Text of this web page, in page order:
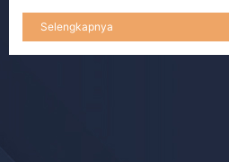
Selengkapnya